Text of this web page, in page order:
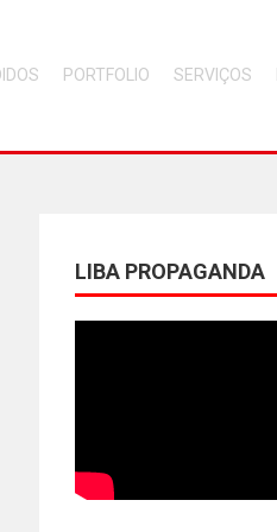
PORTFOLIO SERVIÇOS
LIBA PROPAGANDA